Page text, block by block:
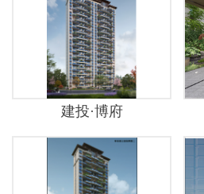
建投·博府